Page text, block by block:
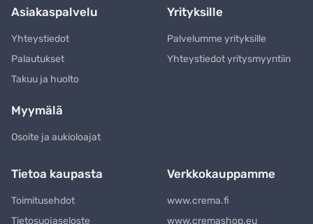
Asiakaspalvelu
Yhteystiedot
Palautukset
Takuu ja huolto
Yrityksille
Palvelumme yrityksille
Yhteystiedot yritysmyyntiin
Myymälä
Osoite ja aukioloajat
Tietoa kaupasta
Toimitusehdot
Tietosuojaseloste
Verkkokauppamme
www.crema.fi
www.cremashop.eu